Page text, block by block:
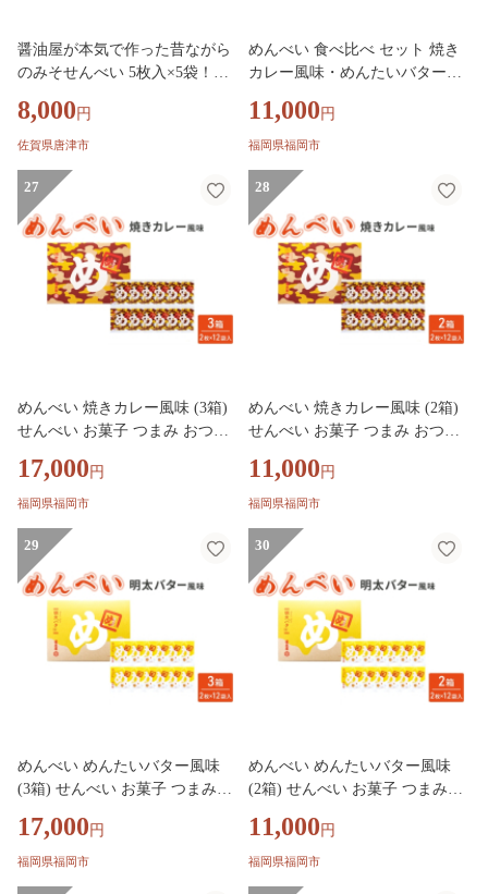
醤油屋が本気で作った昔ながら
のみそせんべい 5枚入×5袋！素
8,000 円
佐賀県唐津市
めんべい 食べ比べ セット 焼き
カレー風味・めんたいバター風
まみ
11,000 円
福岡県福岡市
27
めんべい 焼きカレー風味 (3箱)
せんべい お菓子 つまみ おつま
17,000 円
福岡県福岡市
28
めんべい 焼きカレー風味 (2箱)
せんべい お菓子 つまみ おつま
11,000 円
福岡県福岡市
29
めんべい めんたいバター風味
(3箱) せんべい お菓子 つまみ
17,000 円
福岡県福岡市
30
めんべい めんたいバター風味
(2箱) せんべい お菓子 つまみ
11,000 円
福岡県福岡市